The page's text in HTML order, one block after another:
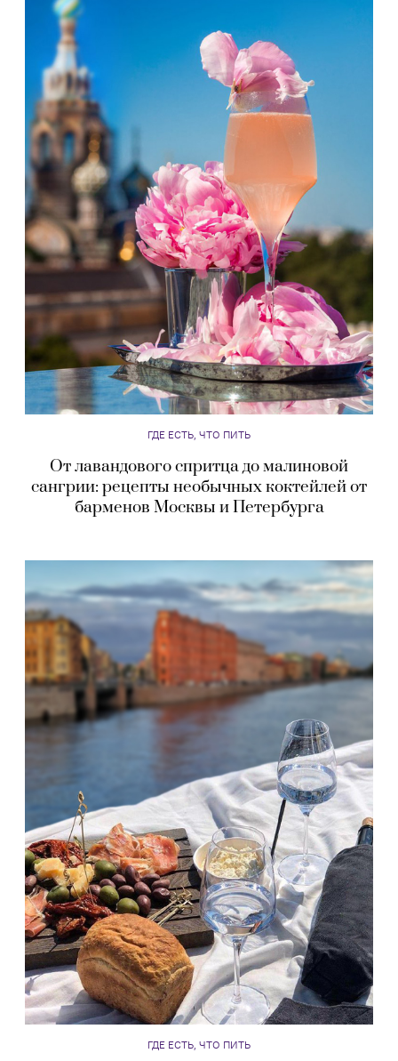
ГДЕ ЕСТЬ, ЧТО ПИТЬ
От лавандового спритца до малиновой
сангрии: рецепты необычных коктейлей от
барменов Москвы и Петербурга
ГДЕ ЕСТЬ, ЧТО ПИТЬ